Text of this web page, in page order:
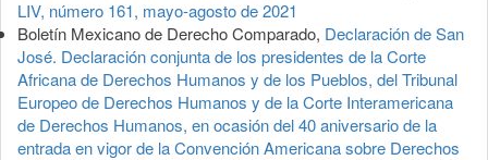
LIV, número 161, mayo-agosto de 2021
Boletín Mexicano de Derecho Comparado, Declaración de San
José. Declaración conjunta de los presidentes de la Corte
Africana de Derechos Humanos y de los Pueblos, del Tribunal
Europeo de Derechos Humanos y de la Corte Interamericana
de Derechos Humanos, en ocasión del 40 aniversario de la
entrada en vigor de la Convención Americana sobre Derechos